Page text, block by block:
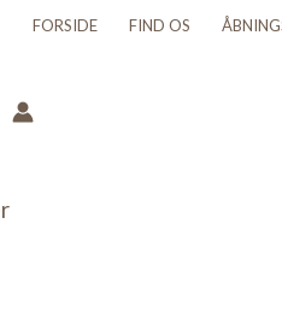
FORSIDE FIND OS